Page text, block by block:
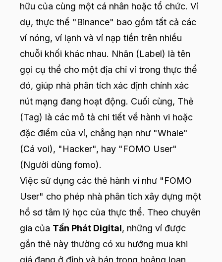
hữu của cùng một cá nhân hoặc tổ chức. Ví
dụ, thực thể "Binance" bao gồm tất cả các
ví nóng, ví lạnh và ví nạp tiền trên nhiều
chuỗi khối khác nhau. Nhãn (Label) là tên
gọi cụ thể cho một địa chỉ ví trong thực thể
đó, giúp nhà phân tích xác định chính xác
nút mạng đang hoạt động. Cuối cùng, Thẻ
(Tag) là các mô tả chi tiết về hành vi hoặc
đặc điểm của ví, chẳng hạn như "Whale"
(Cá voi), "Hacker", hay "FOMO User"
(Người dùng fomo).
Việc sử dụng các thẻ hành vi như "FOMO
User" cho phép nhà phân tích xây dựng một
hồ sơ tâm lý học của thực thể. Theo chuyên
gia của Tấn Phát Digital, những ví được
gắn thẻ này thường có xu hướng mua khi
giá đang ở đỉnh và bán trong hoảng loạn,